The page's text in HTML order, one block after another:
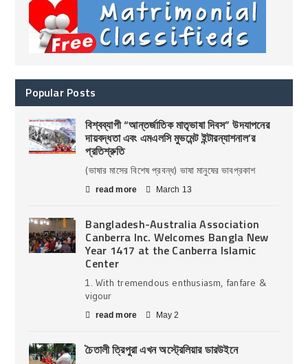
Popular Posts
বিশ্বব্যাপী “আন্তর্জাতিক মাতৃভাষা দিবস” উদযাপনের
দায়বদ্ধতা এবং এমএলসি মুভমেন্ট ইন্টারন্যাশনাল’র
প্রতিশ্রুতি
(ভাষার মাসের বিশেষ প্রবন্ধ) ভাষা মানুষের ভাবপ্রকাশ
read more March 13
Bangladesh-Australia Association
Canberra Inc. Welcomes Bangla New
Year 1417 at the Canberra Islamic
Center
1. With tremendous enthusiasm, fanfare &
vigour
read more May 2
চৈতালী ত্রিপুরা এখন অস্ট্রেলিয়ার ডারউইনে